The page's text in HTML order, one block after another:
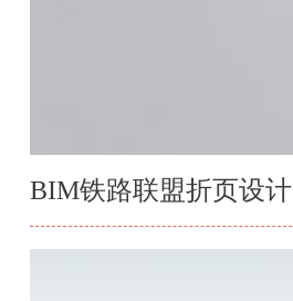
BIM铁路联盟折页设计